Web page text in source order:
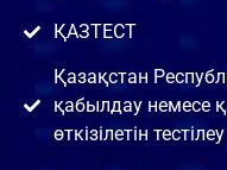
ҚАЗТЕСТ
Қазақстан
қабылдау немесе
өткізілетін тестілеу